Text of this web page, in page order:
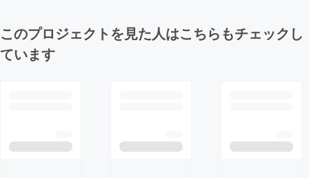
このプロジェクトを見た人はこちらもチェックし
ています